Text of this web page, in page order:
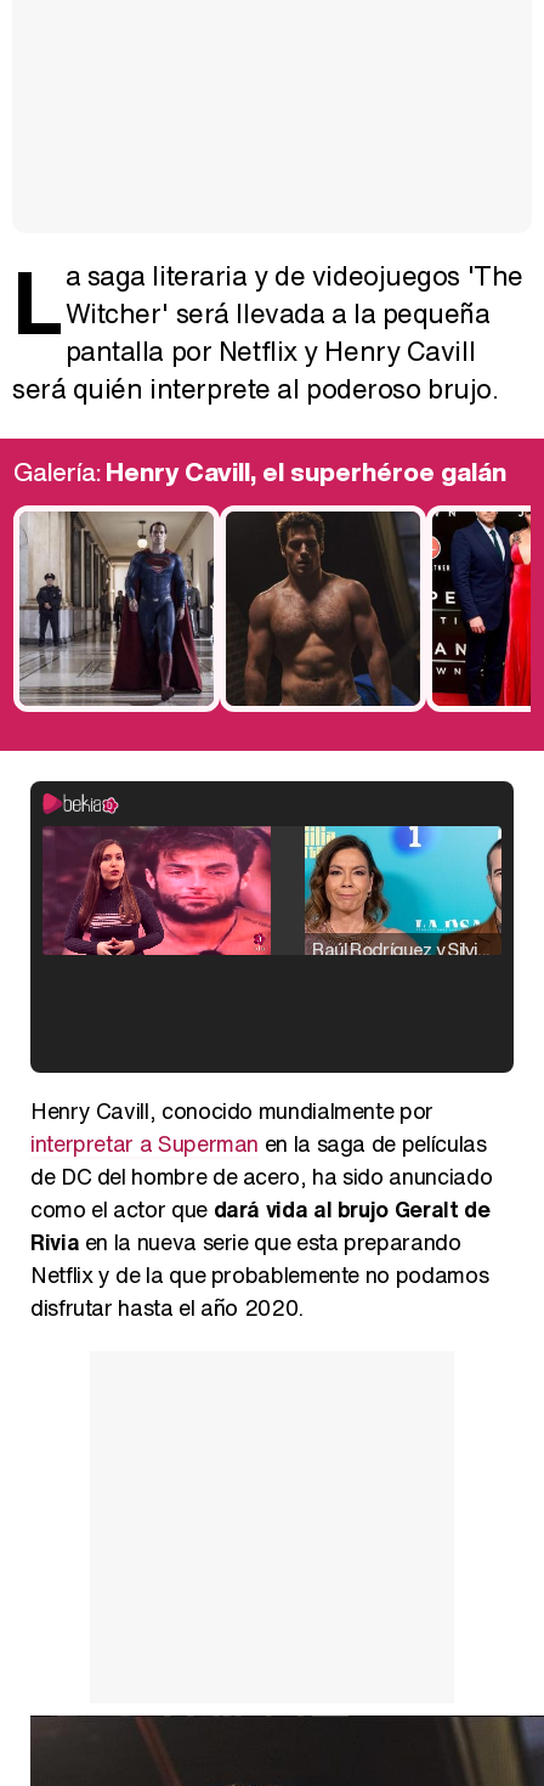
La saga literaria y de videojuegos 'The
Witcher' será llevada a la pequeña
pantalla por Netflix y Henry Cavill
será quién interprete al poderoso brujo.
Galería:Henry Cavill, el superhéroe galán
Raúl Rodríguez y Silvia Taulés nos cuentan su papel en 'La familia de la tele'
Henry Cavill, conocido mundialmente por
interpretar a Superman en la saga de películas
de DC del hombre de acero, ha sido anunciado
como el actor que dará vida al brujo Geralt de
Rivia en la nueva serie que esta preparando
Netflix y de la que probablemente no podamos
disfrutar hasta el año 2020.